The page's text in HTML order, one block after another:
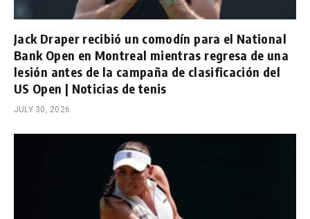
Jack Draper recibió un comodín para el National
Bank Open en Montreal mientras regresa de una
lesión antes de la campaña de clasificación del
US Open | Noticias de tenis
JULY 30, 2026